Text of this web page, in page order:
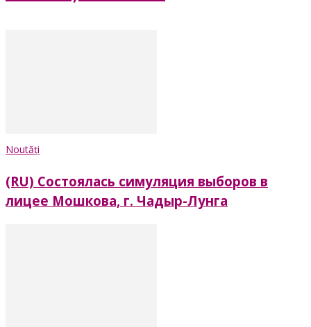
Noutăți
(RU) Состоялась симуляция выборов в
лицее Мошкова, г. Чадыр-Лунга